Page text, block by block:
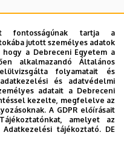
gyakorlatról
fontosságúnak tartja a
jutott személyes adatok
a Debreceni Egyetem a
alkalmazandó Általános
folyamatait és
és adatvédelmi
adatait a Debreceni
kezelte, megfelelve az
A GDPR előírásait
amelyet az
Adatkezelési tájékoztató. DE